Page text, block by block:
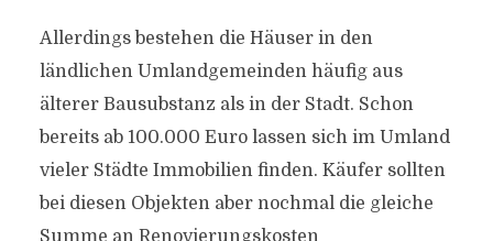
Allerdings bestehen die Häuser in den
ländlichen Umlandgemeinden häufig aus
älterer Bausubstanz als in der Stadt. Schon
bereits ab 100.000 Euro lassen sich im Umland
vieler Städte Immobilien finden. Käufer sollten
bei diesen Objekten aber nochmal die gleiche
Summe an Renovierungskosten